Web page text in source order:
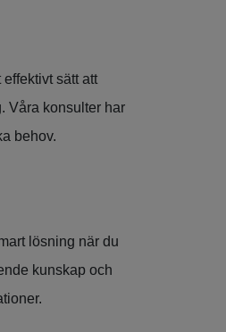
sätt att
Våra konsulter har
behov.
lösning när du
kunskap och